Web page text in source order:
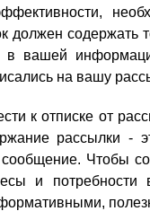
должен содержать
в вашей
на вашу
к отписке от
рассылки -
Чтобы
и